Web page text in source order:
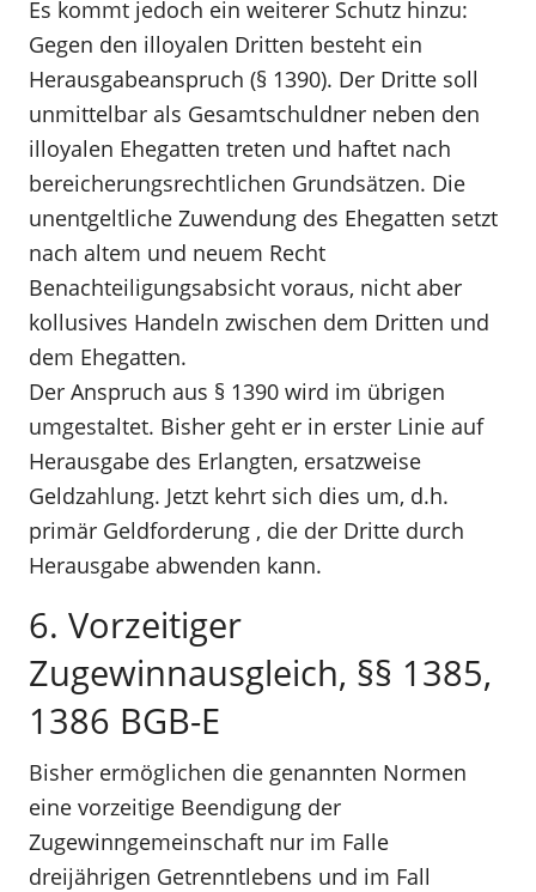
Es kommt jedoch ein weiterer Schutz hinzu:
Gegen den illoyalen Dritten besteht ein
Herausgabeanspruch (§ 1390). Der Dritte soll
unmittelbar als Gesamtschuldner neben den
illoyalen Ehegatten treten und haftet nach
bereicherungsrechtlichen Grundsätzen. Die
unentgeltliche Zuwendung des Ehegatten setzt
nach altem und neuem Recht
Benachteiligungsabsicht voraus, nicht aber
kollusives Handeln zwischen dem Dritten und
dem Ehegatten.
Der Anspruch aus § 1390 wird im übrigen
umgestaltet. Bisher geht er in erster Linie auf
Herausgabe des Erlangten, ersatzweise
Geldzahlung. Jetzt kehrt sich dies um, d.h.
primär Geldforderung , die der Dritte durch
Herausgabe abwenden kann.
6. Vorzeitiger
Zugewinnausgleich, §§ 1385,
1386 BGB-E
Bisher ermöglichen die genannten Normen
eine vorzeitige Beendigung der
Zugewinngemeinschaft nur im Falle
dreijährigen Getrenntlebens und im Fall